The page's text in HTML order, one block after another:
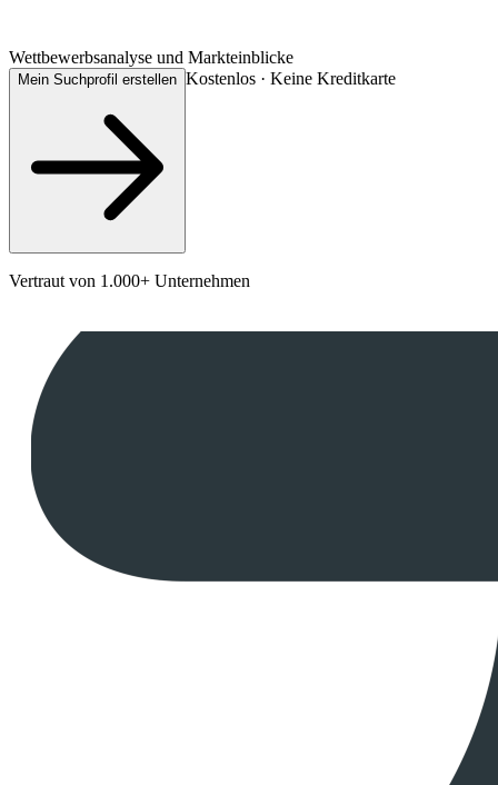
Wettbewerbsanalyse und Markteinblicke
Mein Suchprofil erstellen Kostenlos · Keine Kreditkarte
Vertraut von 1.000+ Unternehmen